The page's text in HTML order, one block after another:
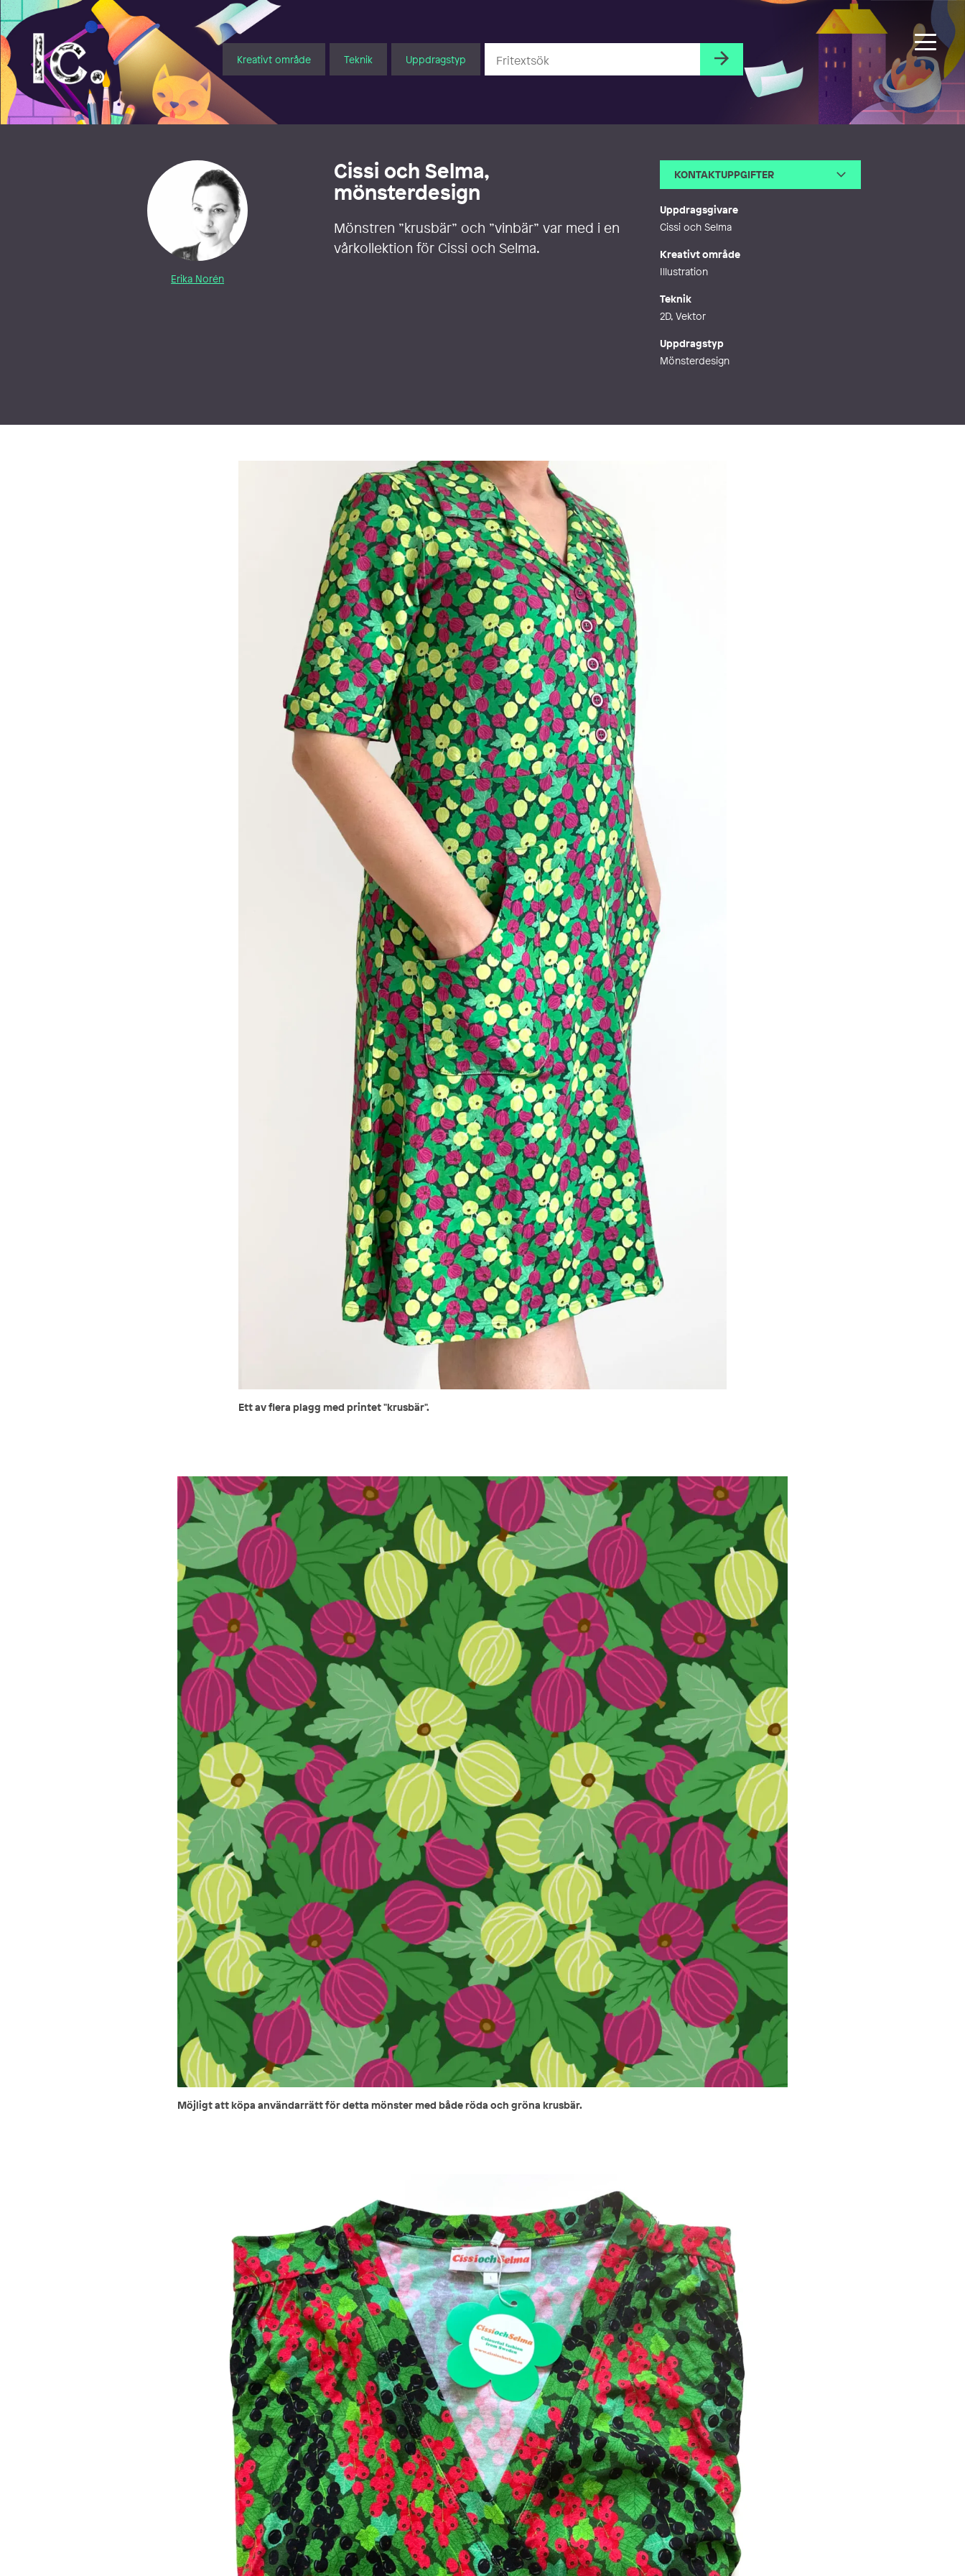
Illustratörcentrum
Kreativt område Teknik Uppdragstyp
Erika Norén
Cissi och Selma,
mönsterdesign
Mönstren ”krusbär” och ”vinbär” var med i en
vårkollektion för Cissi och Selma.
KONTAKTUPPGIFTER
Webb http://erikanoren.se
Uppdragsgivare
Cissi och Selma
Kreativt område
Illustration
Teknik
2D, Vektor
Uppdragstyp
Mönsterdesign
Ett av flera plagg med printet "krusbär".
Möjligt att köpa användarrätt för detta mönster med både röda och gröna krusbär.